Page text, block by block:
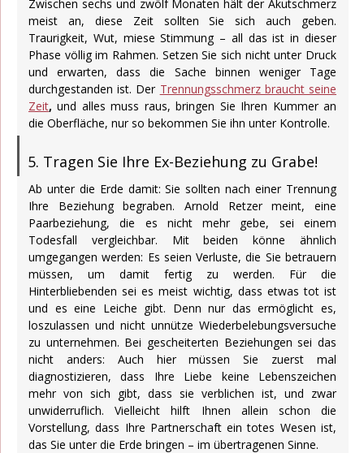
Zwischen sechs und zwölf Monaten hält der Akutschmerz
meist an, diese Zeit sollten Sie sich auch geben.
Traurigkeit, Wut, miese Stimmung – all das ist in dieser
Phase völlig im Rahmen. Setzen Sie sich nicht unter Druck
und erwarten, dass die Sache binnen weniger Tage
durchgestanden ist. Der Trennungsschmerz braucht seine
Zeit, und alles muss raus, bringen Sie Ihren Kummer an
die Oberfläche, nur so bekommen Sie ihn unter Kontrolle.
5. Tragen Sie Ihre Ex-Beziehung zu Grabe!
Ab unter die Erde damit: Sie sollten nach einer Trennung
Ihre Beziehung begraben. Arnold Retzer meint, eine
Paarbeziehung, die es nicht mehr gebe, sei einem
Todesfall vergleichbar. Mit beiden könne ähnlich
umgegangen werden: Es seien Verluste, die Sie betrauern
müssen, um damit fertig zu werden. Für die
Hinterbliebenden sei es meist wichtig, dass etwas tot ist
und es eine Leiche gibt. Denn nur das ermöglicht es,
loszulassen und nicht unnütze Wiederbelebungsversuche
zu unternehmen. Bei gescheiterten Beziehungen sei das
nicht anders: Auch hier müssen Sie zuerst mal
diagnostizieren, dass Ihre Liebe keine Lebenszeichen
mehr von sich gibt, dass sie verblichen ist, und zwar
unwiderruflich. Vielleicht hilft Ihnen allein schon die
Vorstellung, dass Ihre Partnerschaft ein totes Wesen ist,
das Sie unter die Erde bringen – im übertragenen Sinne.